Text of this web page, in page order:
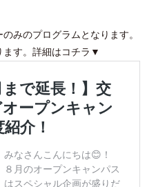
みのプログラムとなります。
ます。詳細はコチラ▼